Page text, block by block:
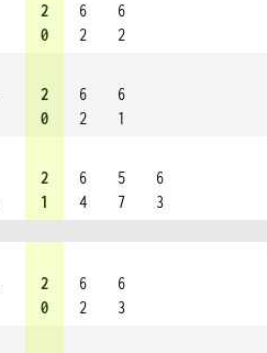
2
0
6
2
6
2
2
0
6
2
6
1
2
1
6
4
5
7
6
3
2
0
6
2
6
3